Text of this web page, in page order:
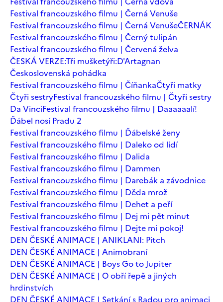
Festival francouzského filmu | Černá Venuše
Festival francouzského filmu | Černá VenušeČERNÁK
Festival francouzského filmu | Černý tulipán
Festival francouzského filmu | Červená želva
ČESKÁ VERZE:Tři mušketýři:D'Artagnan
Československá pohádka
Festival francouzského filmu | ČíňankaČtyři matky
Čtyři sestryFestival francouzského filmu | Čtyři sestry
Da VinciFestival francouzského filmu | Daaaaaalí!
Ďábel nosí Pradu 2
Festival francouzského filmu | Ďábelské ženy
Festival francouzského filmu | Daleko od lidí
Festival francouzského filmu | Dalida
Festival francouzského filmu | Dammen
Festival francouzského filmu | Darebák a závodnice
Festival francouzského filmu | Děda mrož
Festival francouzského filmu | Dehet a peří
Festival francouzského filmu | Dej mi pět minut
Festival francouzského filmu | Dejte mi pokoj!
DEN ČESKÉ ANIMACE | ANIKLANI: Pitch
DEN ČESKÉ ANIMACE | Animobraní
DEN ČESKÉ ANIMACE | Boys Go to Jupiter
DEN ČESKÉ ANIMACE | O obří řepě a jiných
hrdinstvích
DEN ČESKÉ ANIMACE | Setkání s Radou pro animaci